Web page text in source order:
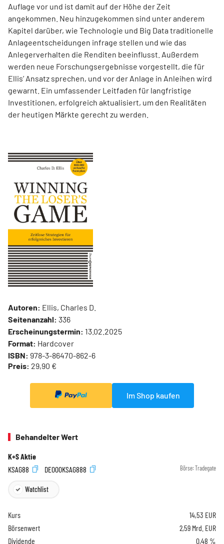
Auflage vor und ist damit auf der Höhe der Zeit
angekommen. Neu hinzugekommen sind unter anderem
Kapitel darüber, wie Technologie und Big Data traditionelle
Anlageentscheidungen infrage stellen und wie das
Anlegerverhalten die Renditen beeinflusst. Außerdem
werden neue Forschungsergebnisse vorgestellt, die für
Ellis’ Ansatz sprechen, und vor der Anlage in Anleihen wird
gewarnt. Ein umfassender Leitfaden für langfristige
Investitionen, erfolgreich aktualisiert, um den Realitäten
der heutigen Märkte gerecht zu werden.
Autoren: Ellis, Charles D.
Seitenanzahl: 336
Erscheinungstermin: 13.02.2025
Format: Hardcover
ISBN: 978-3-86470-862-6
Preis: 29,90 €
Im Shop kaufen
Behandelter Wert
K+S Aktie
KSAG88
DE000KSAG888 Börse: Tradegate
Watchlist
Kurs 14,53 EUR
Börsenwert
2,59 Mrd. EUR
Dividende
0,48 %